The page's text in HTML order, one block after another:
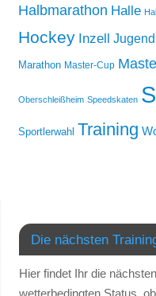
Halbmarathon Halle
Hockey Inzell Jugend
Marathon Master-Cup
Oberschleißheim Speedskaten
Sportlerwahl Training
Die nächsten
Hier findet Ihr die